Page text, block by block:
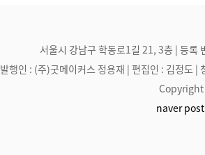
서울시 강남구 학동로1길 21, 3층 | 등
발행인 : (주)굿메이커스 정용재 | 편집인 : 김정
naver